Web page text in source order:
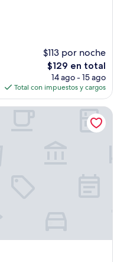
$113 por noche
El
precio
actual
es
de
$129 en total
14 ago - 15 ago
Total con impuestos y cargos